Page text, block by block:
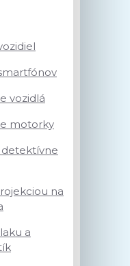
vozidlá
motorky
na
a